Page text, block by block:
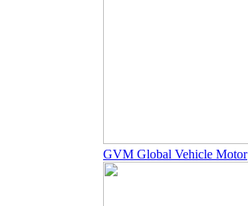
GVM Global Vehicle Motor